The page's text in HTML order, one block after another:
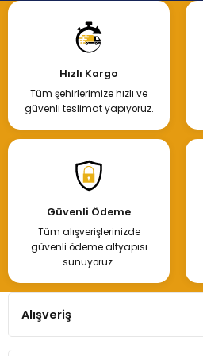
Hızlı Kargo
Tüm şehirlerimize hızlı ve
güvenli teslimat yapıyoruz.
Güvenli Ödeme
Tüm alışverişlerinizde
güvenli ödeme altyapısı
sunuyoruz.
Alışveriş